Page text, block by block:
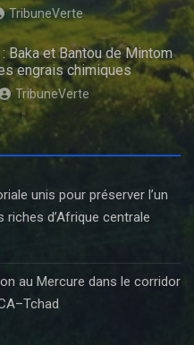
TribuneVerte
Baka et Bantou de Mintom
engrais chimiques
TribuneVerte
unis pour préserver l’un
d’Afrique centrale
au Mercure dans le corridor